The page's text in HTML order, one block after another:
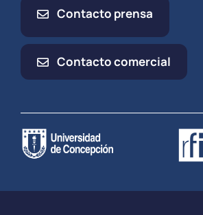
Contacto prensa
Contacto comercial